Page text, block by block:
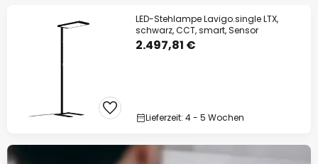
LED-Stehlampe Lavigo.single LTX,
schwarz, CCT, smart, Sensor
2.497,81 €
Lieferzeit: 4 - 5 Wochen